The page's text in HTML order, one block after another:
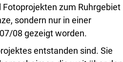
zum Ruhrgebiet
sondern nur in einer
08 gezeigt worden.
entstanden sind. Sie